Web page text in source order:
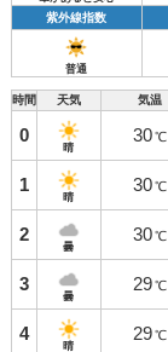
紫外線指数
普通
時間 天気 気温
0
晴
30 ℃
1
晴
30 ℃
2
曇
30 ℃
3
曇
29 ℃
4
晴
29 ℃